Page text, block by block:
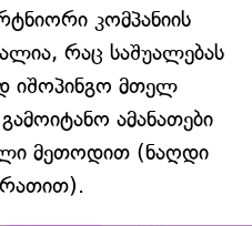
კომპანიის
რაც საშუალებას
იშოპინგო მთელ
ამანათები
მეთოდით (ნაღდი